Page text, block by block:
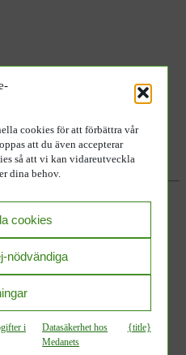
cookies för att förbättra vår
att du även accepterar
så att vi kan vidareutveckla
dina behov.
cookies
nödvändiga
i
Datasäkerhet hos
Medanets
{title}
NYHETSBREV